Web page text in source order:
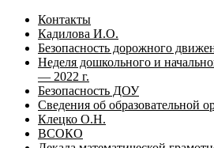
Контакты
Кадилова И.О.
Безопасность дорожного
Неделя дошкольного и
— 2022 г.
Безопасность ДОУ
Сведения об образовательной
Клецко О.Н.
ВСОКО